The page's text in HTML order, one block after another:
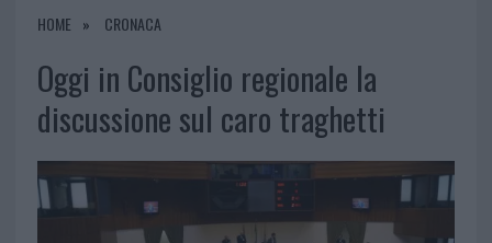
HOME CRONACA
Oggi in Consiglio regionale la
discussione sul caro traghetti